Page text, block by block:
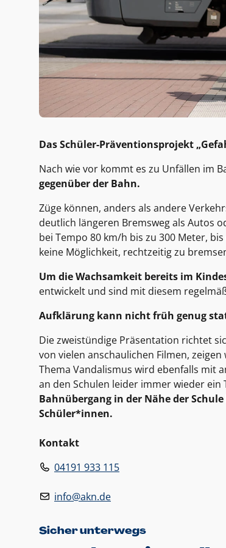
Das Schüler-Präventionsprojekt
Nach wie vor kommt es zu Unfällen im
gegenüber der Bahn.
Züge können, anders als andere
deutlich längeren Bremsweg als Autos
bei Tempo 80 km/h bis zu 300 Meter,
keine Möglichkeit, rechtzeitig zu
Um die Wachsamkeit bereits im
entwickelt und sind mit diesem
Aufklärung kann nicht früh genug
Die zweistündige Präsentation richtet
von vielen anschaulichen Filmen,
Thema Vandalismus wird ebenfalls mit
an den Schulen leider immer wieder ein
Bahnübergang in der Nähe der
Schüler*innen.
Kontakt
04191 933 115
info@akn.de
Sicher unterwegs